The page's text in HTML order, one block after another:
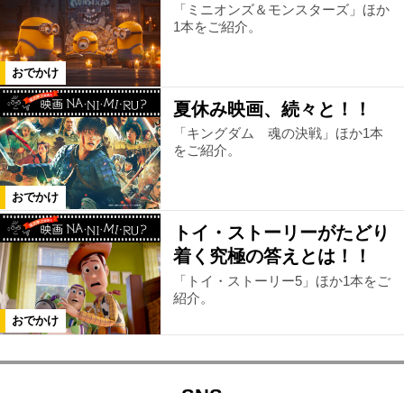
おでかけ
「ミニオンズ＆モンスターズ」ほか
1本をご紹介。
おでかけ
夏休み映画、続々と！！
「キングダム 魂の決戦」ほか1本
をご紹介。
おでかけ
トイ・ストーリーがたどり
着く究極の答えとは！！
「トイ・ストーリー5」ほか1本をご
紹介。